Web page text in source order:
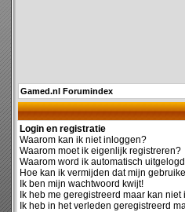
Gamed.nl Forumindex
Login en registratie
Waarom kan ik niet inloggen?
Waarom moet ik eigenlijk registreren?
Waarom word ik automatisch
Hoe kan ik vermijden dat mijn
Ik ben mijn wachtwoord kwijt!
Ik heb me geregistreerd maar kan niet
Ik heb in het verleden geregistreerd